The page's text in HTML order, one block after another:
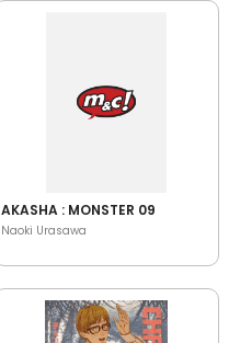
AKASHA : MONSTER 09
Naoki Urasawa